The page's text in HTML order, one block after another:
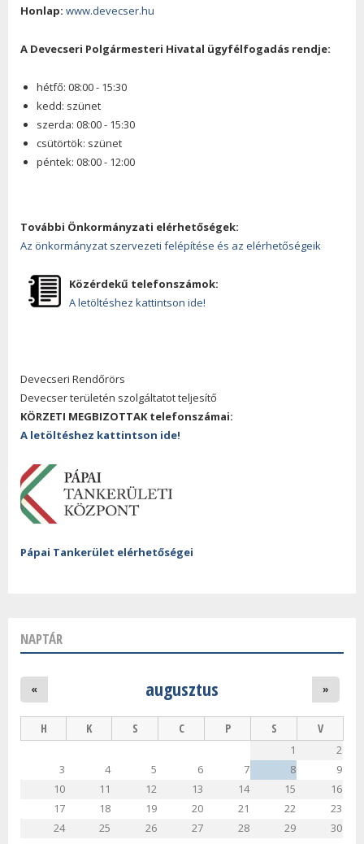
Honlap: www.devecser.hu
A Devecseri Polgármesteri Hivatal ügyfélfogadás rendje:
hétfő: 08:00 - 15:30
kedd: szünet
szerda: 08:00 - 15:30
csütörtök: szünet
péntek: 08:00 - 12:00
További Önkormányzati elérhetőségek:
Az önkormányzat szervezeti felépítése és az elérhetőségeik
Közérdekű telefonszámok:
A letöltéshez kattintson ide!
Devecseri Rendőrörs
Devecser területén szolgáltatot teljesítő
KÖRZETI MEGBIZOTTAK telefonszámai:
A letöltéshez kattintson ide!
Pápai Tankerület elérhetőségei
NAPTÁR
augusztus
« »
H K S C P S V
1
2
3
4 5 6 7 8
9
10
11 12 13 14 15
16
17
18 19 20 21 22
23
24
25 26 27 28 29
30